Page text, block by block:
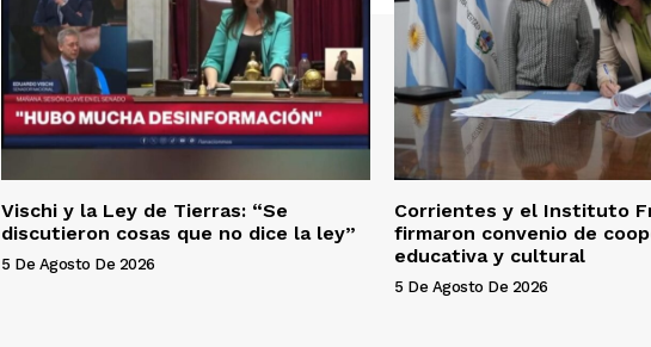
Vischi y la Ley de Tierras: “Se
discutieron cosas que no dice la ley”
5 De Agosto De 2026
Corrientes y el Instituto
firmaron convenio de
educativa y cultural
5 De Agosto De 2026